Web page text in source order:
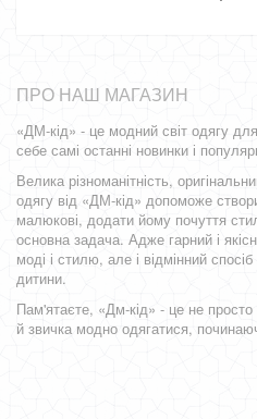
ПРО НАШ МАГАЗИН
«ДМ-кід» - це модний світ одягу
себе самі останні новинки і
Велика різноманітність,
одягу від «ДМ-кід» допоможе
малюкові, додати йому почуття
основна задача. Адже гарний і
моді і стилю, але і відмінний
дитини.
Пам'ятаєте, «Дм-кід» - це не
й звичка модно одягатися,